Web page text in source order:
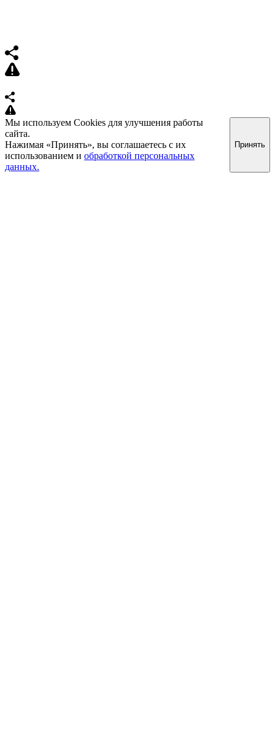
Мы используем Cookies для улучшения работы
сайта.
Нажимая «Принять», вы соглашаетесь с их
использованием и обработкой персональных
данных.
Принять